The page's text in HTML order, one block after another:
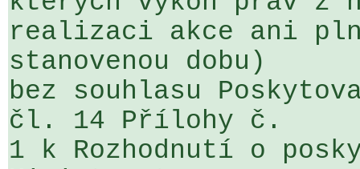
realizaci akce ani
stanovenou dobu)
bez souhlasu
čl. 14 Přílohy č.
1 k Rozhodnutí o